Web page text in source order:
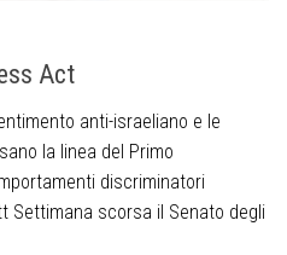
Act
anti-israeliano e le
la linea del Primo
discriminatori
Settimana scorsa il Senato degli